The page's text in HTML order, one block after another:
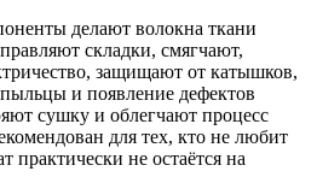
делают волокна ткани
складки, смягчают,
защищают от катышков,
и появление дефектов
сушку и облегчают процесс
для тех, кто не любит
практически не остаётся на